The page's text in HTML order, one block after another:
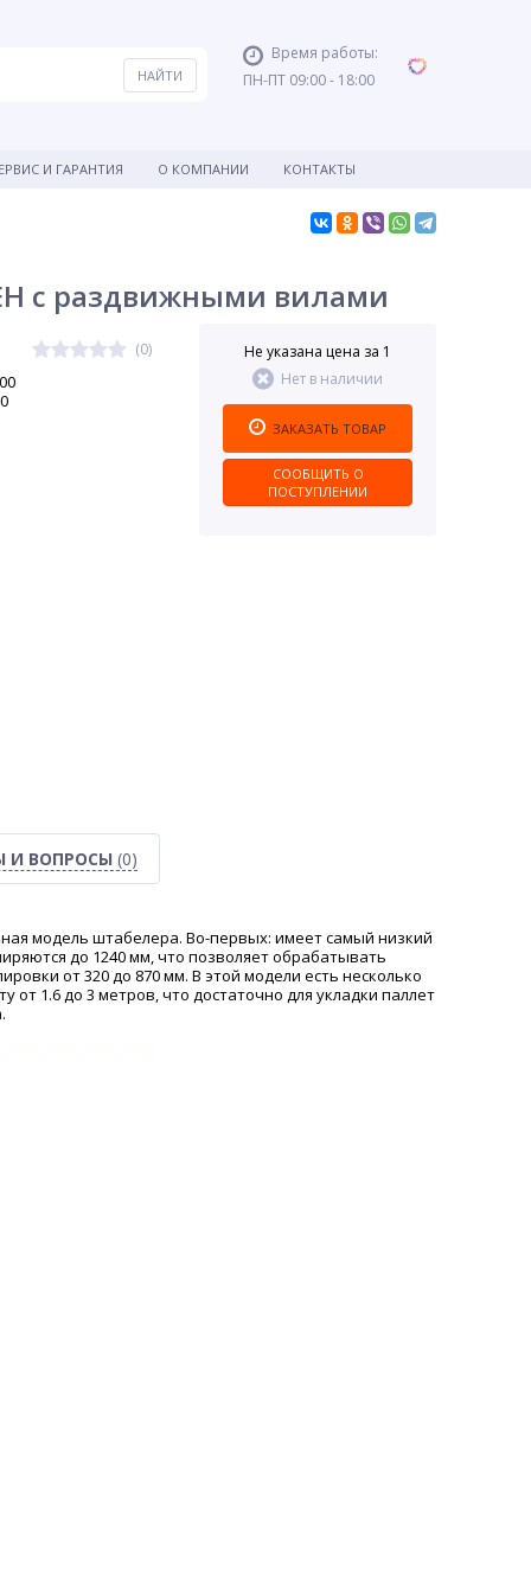
Время работы:
ПН-ПТ 09:00 - 18:00
И ГАРАНТИЯ О КОМПАНИИ КОНТАКТЫ
с раздвижными вилами
(0)
Не указана цена за 1
Нет в наличии
ЗАКАЗАТЬ ТОВАР
СООБЩИТЬ О
ПОСТУПЛЕНИИ
И ВОПРОСЫ (0)
модель штабелера. Во-первых: имеет самый низкий
до 1240 мм, что позволяет обрабатывать
от 320 до 870 мм. В этой модели есть несколько
1.6 до 3 метров, что достаточно для укладки паллет